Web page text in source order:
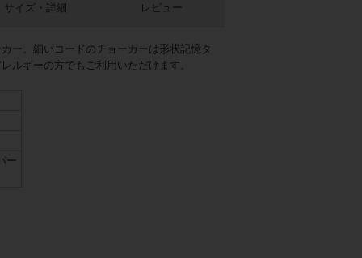
ー。細いコードのチョーカーは形状記憶タ
ルギーの方でもご利用いただけます。
ー
サイズ・詳細 レビュー